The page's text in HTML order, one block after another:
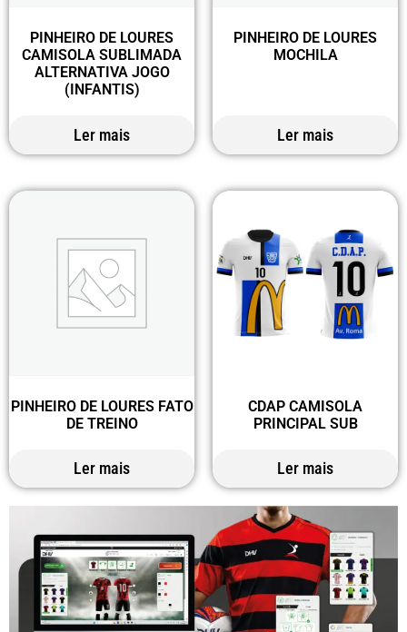
PINHEIRO DE LOURES
CAMISOLA SUBLIMADA
ALTERNATIVA JOGO
(INFANTIS)
Ler mais
PINHEIRO DE LOURES
MOCHILA
Ler mais
PINHEIRO DE LOURES FATO
DE TREINO
Ler mais
CDAP CAMISOLA
PRINCIPAL SUB
Ler mais